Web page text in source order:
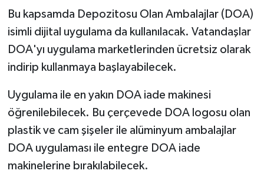
Bu kapsamda Depozitosu Olan Ambalajlar (DOA)
isimli dijital uygulama da kullanılacak. Vatandaşlar
DOA'yı uygulama marketlerinden ücretsiz olarak
indirip kullanmaya başlayabilecek.
Uygulama ile en yakın DOA iade makinesi
öğrenilebilecek. Bu çerçevede DOA logosu olan
plastik ve cam şişeler ile alüminyum ambalajlar
DOA uygulaması ile entegre DOA iade
makinelerine bırakılabilecek.